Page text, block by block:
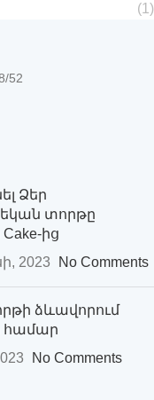
(1)
52
Ձեր
տորթը
Cake-ից
2023
No Comments
ձևավորում
համար
No Comments